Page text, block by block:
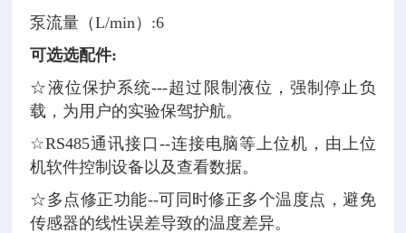
泵流量（L/min）:6
可选选配件:
☆液位保护系统---超过限制液位，强制停止负
载，为用户的实验保驾护航。
☆RS485通讯接口--连接电脑等上位机，由上位
机软件控制设备以及查看数据。
☆多点修正功能--可同时修正多个温度点，避免
传感器的线性误差导致的温度差异。